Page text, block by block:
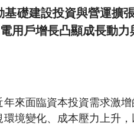
礎建設投資與營運擴
用戶增長凸顯成長動力
來面臨資本投資需求激
境變化、成本壓力上升